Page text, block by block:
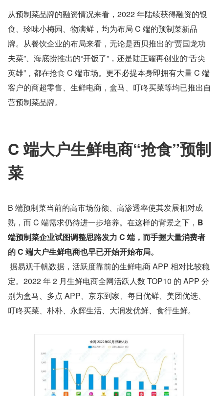
从预制菜品牌的融资情况来看，2022 年陆续获得融资的银
食、珍味小梅园、物满鲜，均为布局 C 端的预制菜新品
牌。从餐饮企业的布局来看，无论是西贝推出的“贾国龙功
夫菜”、海底捞推出的“开饭了”，还是陆正耀再创业的“舌尖
英雄”，都在抢食 C 端市场。更不必提本身即拥有大量 C 端
客户的商超零售、生鲜电商，盒马、叮咚买菜等均已推出自
营预制菜品牌。
C 端大户生鲜电商“抢食”预制
菜
B 端预制菜当前的高市场份额、高渗透率使其发展相对成
熟，而 C 端需求仍待进一步培养。在这样的背景之下， B
端预制菜企业试图调整思路发力 C 端，而手握大量消费者
的 C 端大户生鲜电商也早已开始开始布局。
定。2022 年 2 月生鲜电商全网活跃人数 TOP10 的 APP 分
别为盒马、多点 APP、京东到家、每日优鲜、美团优选、
叮咚买菜、朴朴、永辉生活、大润发优鲜、食行生鲜。